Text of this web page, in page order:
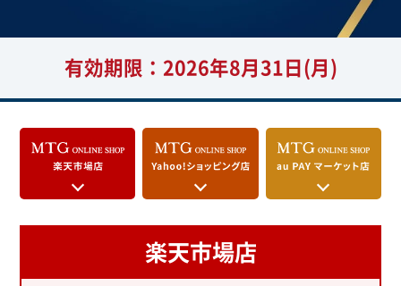
有効期限：2026年8月31日(月)
楽天市場店